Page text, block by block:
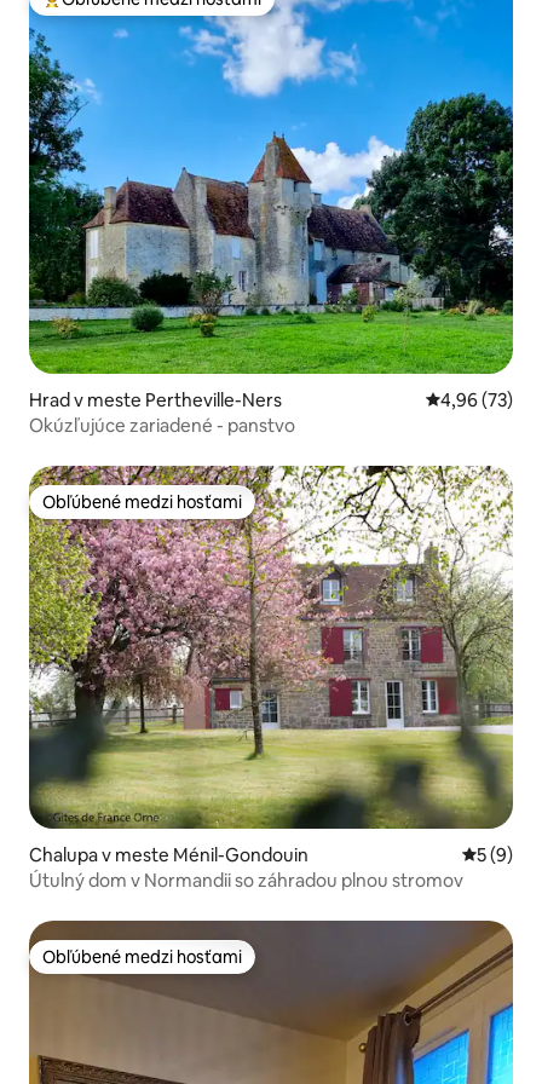
Najobľúbenejšie medzi hosťami
Hrad v meste Pertheville-Ners Priemerné
4,96 (73)
Okúzľujúce zariadené - panstvo
Obľúbené medzi hosťami
Obľúbené medzi hosťami
Chalupa v meste Ménil-Gondouin
5 (9)
Útulný dom v Normandii so záhradou plnou stromov
Obľúbené medzi hosťami
Obľúbené medzi hosťami